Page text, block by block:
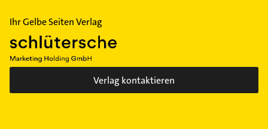
Ihr Gelbe Seiten Verlag
Verlag kontaktieren